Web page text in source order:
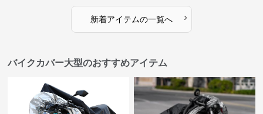
新着アイテムの一覧へ ›
バイクカバー大型のおすすめアイテム